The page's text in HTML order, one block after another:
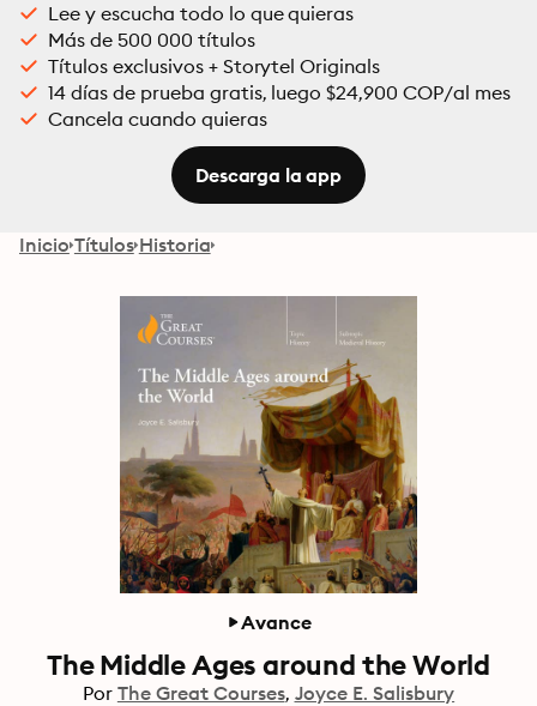
Lee y escucha todo lo que quieras
Más de 500 000 títulos
Títulos exclusivos + Storytel Originals
14 días de prueba gratis, luego $24,900 COP/al mes
Cancela cuando quieras
Descarga la app
Inicio Títulos Historia
Avance
The Middle Ages around the World
Por The Great Courses Joyce E. Salisbury